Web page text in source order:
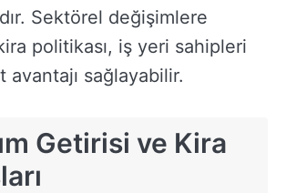
Sektörel değişimlere
politikası, iş yeri sahipleri
avantajı sağlayabilir.
Getirisi ve Kira